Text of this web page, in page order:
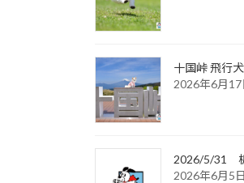
十国峠 飛行
2026年6月17
2026/5/31
2026年6月5日